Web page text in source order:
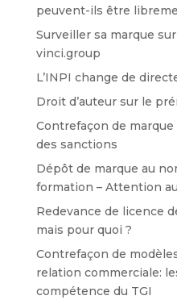
peuvent-ils être
Surveiller sa marque
vinci.group
L’INPI change de
Droit d’auteur sur le
Contrefaçon de
des sanctions
Dépôt de marque au
formation – Attention
Redevance de licence
mais pour quoi ?
Contrefaçon de
relation commerciale:
compétence du TGI